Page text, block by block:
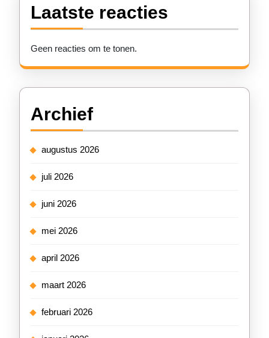
Laatste reacties
Geen reacties om te tonen.
Archief
augustus 2026
juli 2026
juni 2026
mei 2026
april 2026
maart 2026
februari 2026